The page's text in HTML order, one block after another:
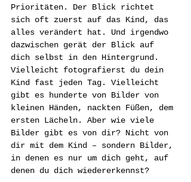
Prioritäten. Der Blick richtet
sich oft zuerst auf das Kind, das
alles verändert hat. Und irgendwo
dazwischen gerät der Blick auf
dich selbst in den Hintergrund.
Vielleicht fotografierst du dein
Kind fast jeden Tag. Vielleicht
gibt es hunderte von Bilder von
kleinen Händen, nackten Füßen, dem
ersten Lächeln. Aber wie viele
Bilder gibt es von dir? Nicht von
dir mit dem Kind – sondern Bilder,
in denen es nur um dich geht, auf
denen du dich wiedererkennst?